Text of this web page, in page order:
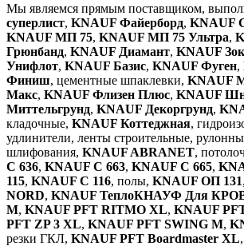
Мы являемся прямым поставщиком,
суперлист, KNAUF Файерборд, KNAUF
KNAUF МП 75, KNAUF МП 75 Ультра,
Грюнбанд, KNAUF Диамант, KNAUF
Унифлот, KNAUF Базис, KNAUF Фуген,
Финиш, цементные шпаклевки, KNAUF
Макс, KNAUF Флизен Плюс, KNAUF
Миттельгрунд, KNAUF Декоргрунд,
кладочные, KNAUF Коттеджная,
удлинители, ленты строительные,
шлифования, KNAUF ABRANET,
С 636, KNAUF С 663, KNAUF С 665,
115, KNAUF С 116, полы, KNAUF ОП 131,
NORD, KNAUF ТеплоКНАУФ Для
М, KNAUF PFT RITMO XL, KNAUF
PFT ZP 3 XL, KNAUF PFT SWING M,
резки ГКЛ, KNAUF PFT Boardmaster XL